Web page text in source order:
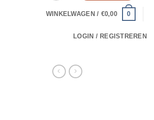
WINKELWAGEN / €0,00 0
LOGIN / REGISTREREN